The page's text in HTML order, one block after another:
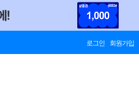
로그인 회원가입